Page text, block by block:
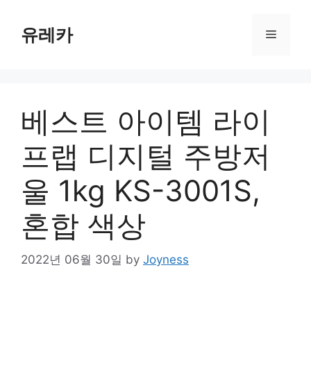
content유레카 Menu
베스트 아이템 라이
프랩 디지털 주방저
울 1kg KS-3001S,
혼합 색상
2022년 06월 30일 by Joyness